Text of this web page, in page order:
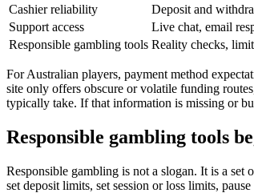
Cashier reliability
Deposit and
Support access
Live chat, email
Responsible gambling tools Reality checks,
For Australian players, payment method
site only offers obscure or volatile funding
typically take. If that information is missing or
Responsible gambling tools
Responsible gambling is not a slogan. It is a
set deposit limits, set session or loss limits,